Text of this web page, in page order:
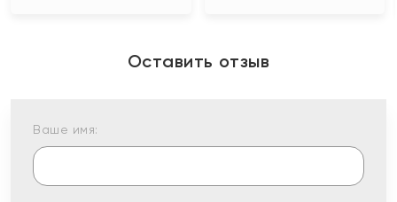
Оставить отзыв
Ваше имя: